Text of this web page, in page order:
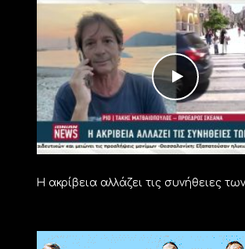
Η ακρίβεια αλλάζει τις συνήθειες